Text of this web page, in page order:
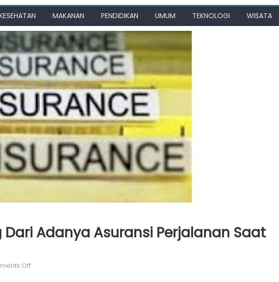
MAKANAN PENDIDIKAN UMUM TEKNOLOGI WISATA
Adanya Asuransi Perjalanan Saat
Offon